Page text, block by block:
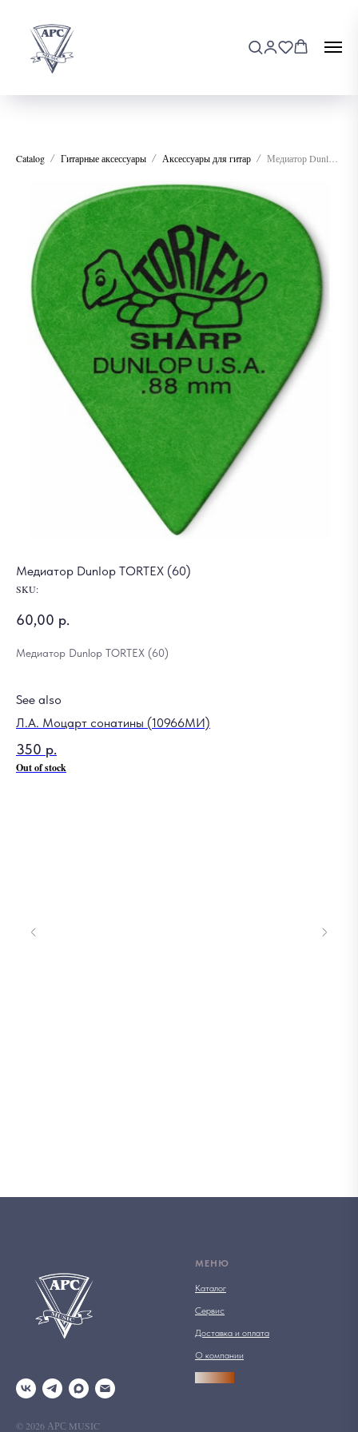
Catalog Гитарные аксессуары Аксессуары для гитар
Медиатор Dunlop TORTEX (60)
SKU:
60,00 р.
Медиатор Dunlop TORTEX (60)
See also
Л.А. Моцарт сонатины (10966МИ)
350 р.
Out of stock
© 2026 АРС MUSIC
МЕНЮ
Каталог
Сервис
Доставка и оплата
О компании